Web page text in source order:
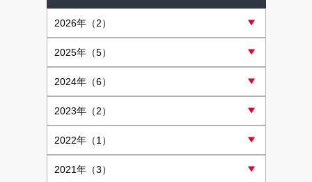
2026年（2）
2025年（5）
2024年（6）
2023年（2）
2022年（1）
2021年（3）